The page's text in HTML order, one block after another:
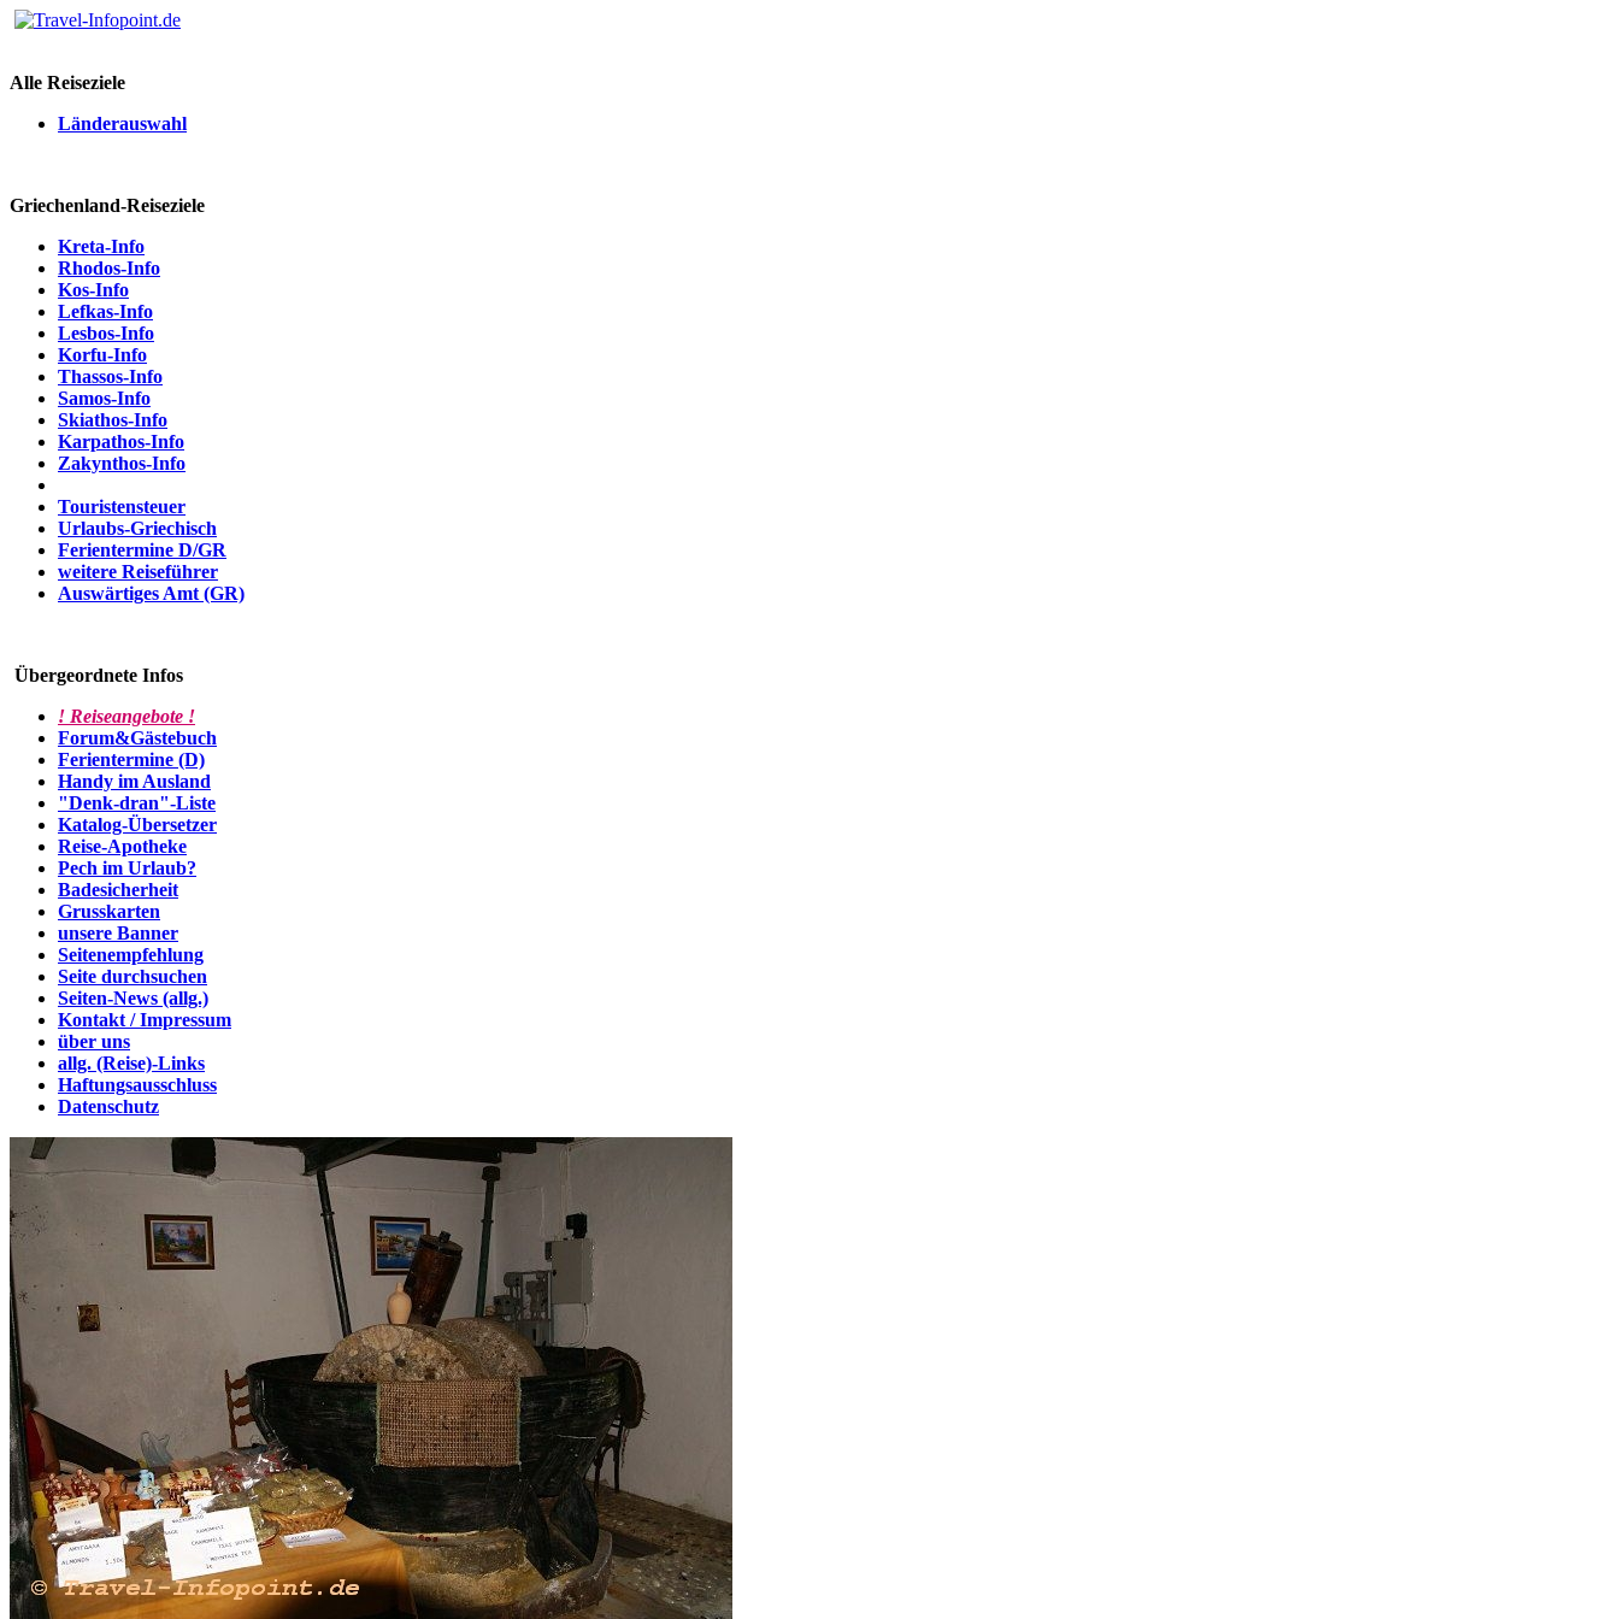
Alle Reiseziele
Länderauswahl
Griechenland-Reiseziele
Kreta-Info
Rhodos-Info
Kos-Info
Lefkas-Info
Lesbos-Info
Korfu-Info
Thassos-Info
Samos-Info
Skiathos-Info
Karpathos-Info
Zakynthos-Info
Touristensteuer
Urlaubs-Griechisch
Ferientermine D/GR
weitere Reiseführer
Auswärtiges Amt (GR)
Übergeordnete Infos
! Reiseangebote !
Forum&Gästebuch
Ferientermine (D)
Handy im Ausland
"Denk-dran"-Liste
Katalog-Übersetzer
Reise-Apotheke
Pech im Urlaub?
Badesicherheit
Grusskarten
unsere Banner
Seitenempfehlung
Seite durchsuchen
Seiten-News (allg.)
Kontakt / Impressum
über uns
allg. (Reise)-Links
Haftungsausschluss
Datenschutz